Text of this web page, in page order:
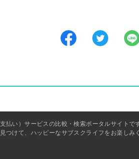
い）サービスの比較・検索ポータルサイトで
けて、ハッピーなサブスクライフをお楽しみ